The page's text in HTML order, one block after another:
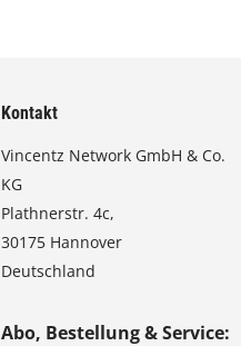
Kontakt
Vincentz Network GmbH & Co.
KG
Plathnerstr. 4c,
30175 Hannover
Deutschland
Abo, Bestellung & Service: